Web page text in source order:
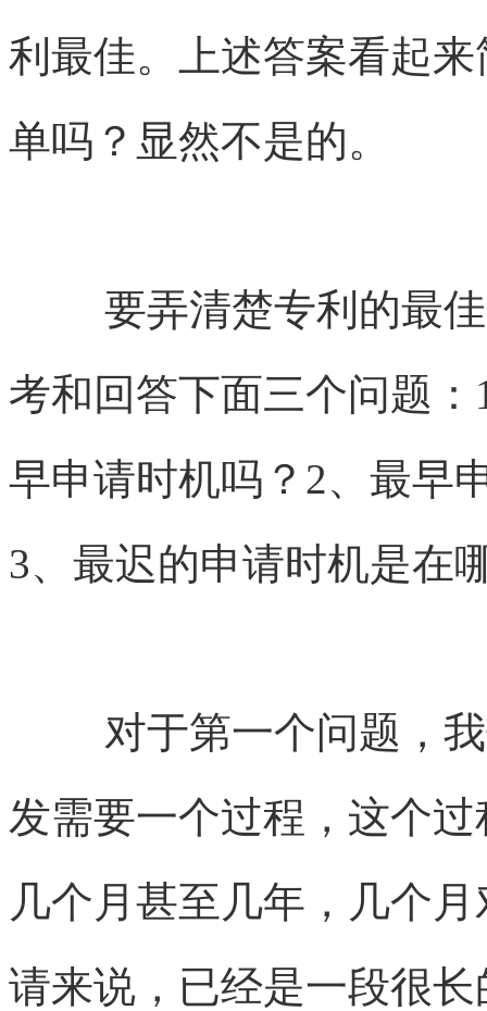
利最佳。上述答案看起
单吗？显然不是的。
要弄清楚专利的最
考和回答下面三个问题
早申请时机吗？2、最早
3、最迟的申请时机是在
对于第一个问题，
发需要一个过程，这个
几个月甚至几年，几个
请来说，已经是一段很